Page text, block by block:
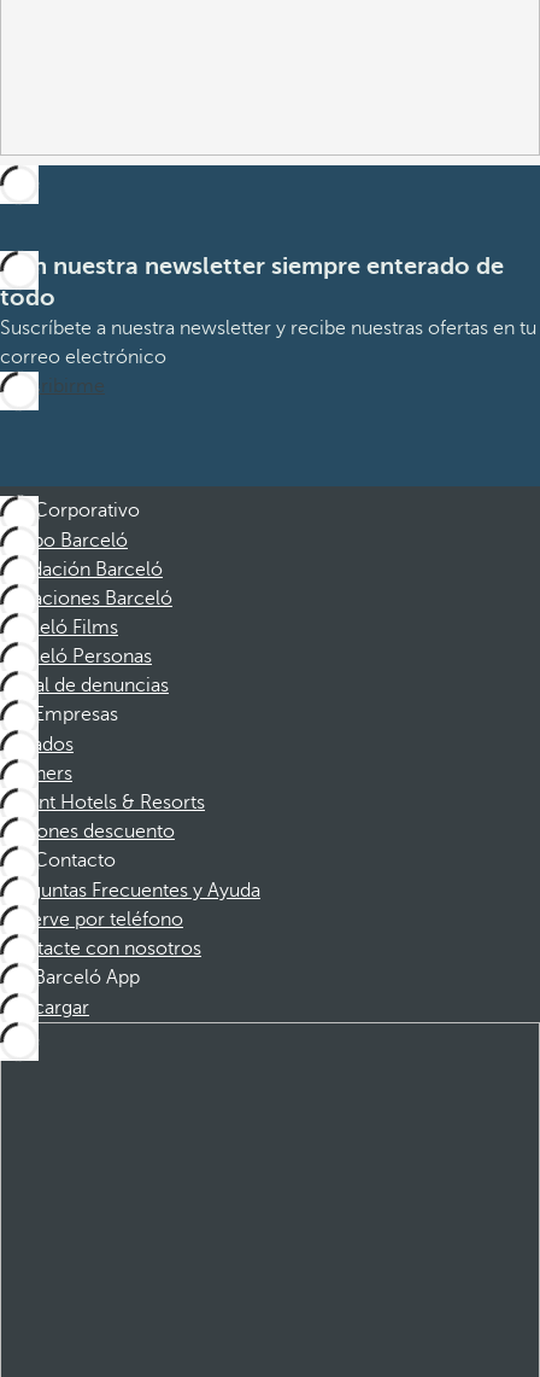
Con nuestra newsletter siempre enterado de
todo
Suscríbete a nuestra newsletter y recibe nuestras ofertas en tu
correo electrónico
Suscribirme
Corporativo
Grupo Barceló
Fundación Barceló
Vacaciones Barceló
Barceló Films
Barceló Personas
Canal de denuncias
Empresas
Afiliados
Partners
Dorint Hotels & Resorts
Cupones descuento
Contacto
Preguntas Frecuentes y Ayuda
Reserve por teléfono
Contacte con nosotros
Barceló App
Descargar